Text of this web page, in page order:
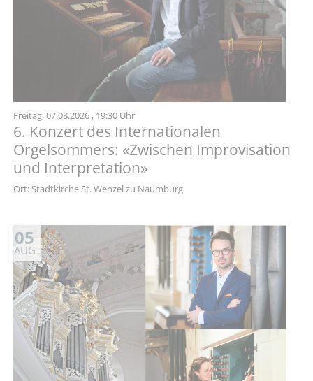
Freitag,07.08.2026 , 19:30 Uhr
6. Konzert des Internationalen
Orgelsommers: «Zwischen Improvisation
und Interpretation»
Ort: Stadtkirche St. Wenzel zu Naumburg
05
AUG